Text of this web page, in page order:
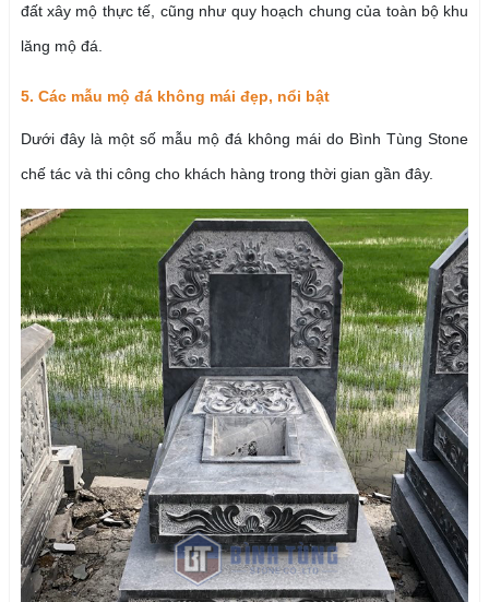
đất xây mộ thực tế, cũng như quy hoạch chung của toàn bộ khu
lăng mộ đá.
5. Các mẫu mộ đá không mái đẹp, nổi bật
Dưới đây là một số mẫu mộ đá không mái do Bình Tùng Stone
chế tác và thi công cho khách hàng trong thời gian gần đây.